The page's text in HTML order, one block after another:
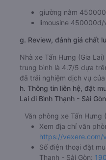
giường nằm
limousine 450000đ/
g. Review, đánh giá chất
Nhà xe Tấn Hưng (Gia
trung bình là 4.7/5 dựa
đã trải nghiệm dịch vụ
h. Thông tin liên hệ, đặt
Lai đi Bình Thạnh - Sài
Văn phòng xe Tấn Hưng
Xem địa chỉ văn
https://vexere.com/
Số điện thoại đặt
Thạnh - Sài Gòn: